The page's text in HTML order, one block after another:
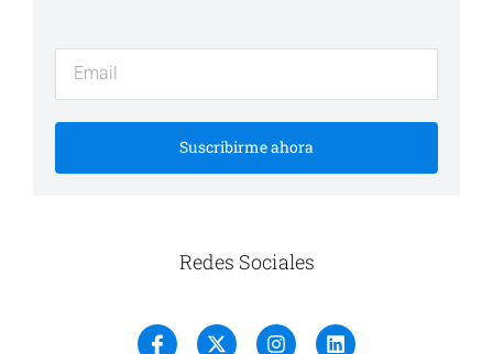
Suscribirme ahora
Redes Sociales